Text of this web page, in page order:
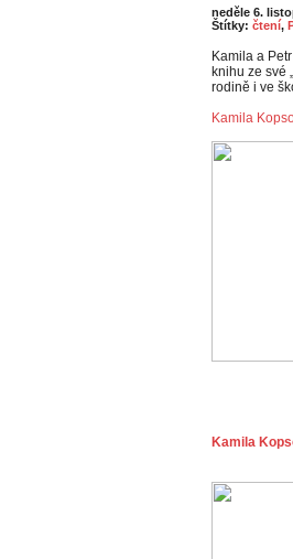
neděle 6.
Štítky: čtení,
Kamila a
knihu ze své
rodině i ve
Kamila
Kamila